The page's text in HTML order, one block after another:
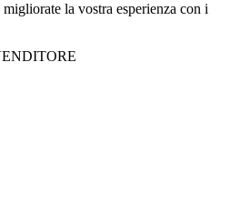
la vostra esperienza con i